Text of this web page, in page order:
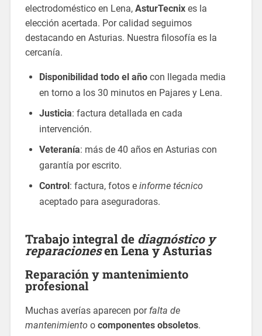
electrodoméstico en Lena, AsturTecnixes la
elección acertada. Por calidad seguimos
destacando en Asturias. Nuestra filosofía es la
cercanía.
Disponibilidad todo el añocon llegada media
en torno a los 30 minutos en Pajares y Lena.
Justicia: factura detallada en cada
intervención.
Veteranía: más de 40 años en Asturias con
garantía por escrito.
Control: factura, fotos e informe técnico
aceptado para aseguradoras.
Trabajo integral de diagnóstico y
reparacionesen Lena y Asturias
Reparación y mantenimiento
profesional
Muchas averías aparecen por falta de
mantenimiento o componentes obsoletos.